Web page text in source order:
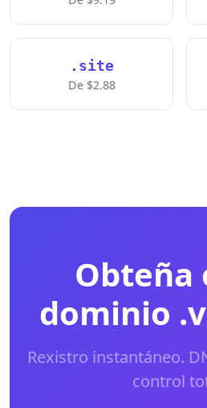
.site
De $2.88
Obteña
dominio
Rexistro instantáneo.
control